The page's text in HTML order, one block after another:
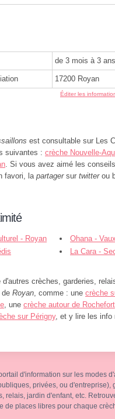
de 3 mois à 3 ans
17200 Royan
Éditer les
est consultable sur Les
suivantes : crèche Nouvelle-
. Si vous avez aimé les
favori, la partagersur twitterou
- Royan
Ohana -
La Cara -
crèches, garderies,
de Royan, comme : une crèche
, une crèche autour de Rochefort
sur Périgny, et y lire les info
d'information sur les modes
privées, ou d'entreprise),
relais, jardin d'enfant, etc.
de places libres pour chaque